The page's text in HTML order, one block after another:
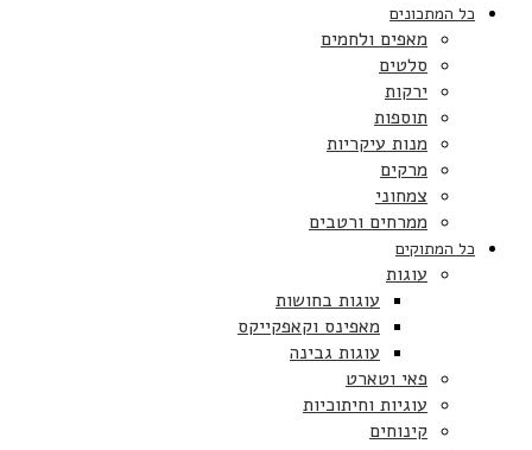
כל המתכונים
מאפים ולחמים
סלטים
ירקות
תוספות
מנות עיקריות
מרקים
צמחוני
ממרחים ורטבים
כל המתוקים
עוגות
עוגות בחושות
מאפינס וקאפקייקס
עוגות גבינה
פאי וטארט
עוגיות וחיתוכיות
קינוחים